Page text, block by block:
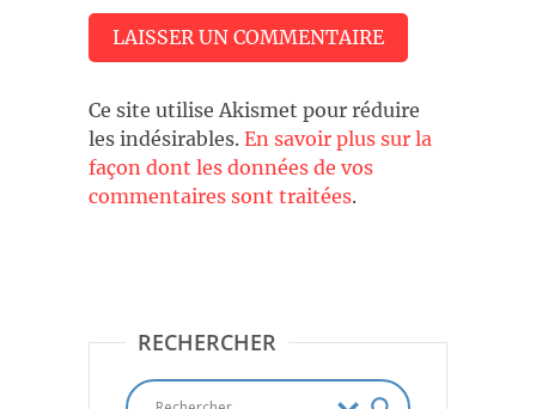
Ce site utilise Akismet pour réduire
les indésirables. En savoir plus sur la
façon dont les données de vos
commentaires sont traitées.
RECHERCHER